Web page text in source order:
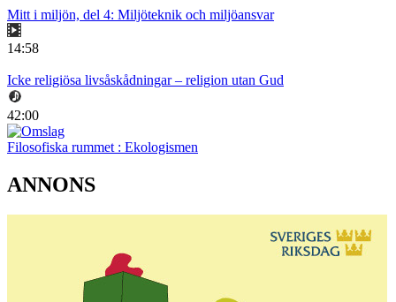
Mitt i miljön, del 4: Miljöteknik och miljöansvar
14:58
Icke religiösa livsåskådningar – religion utan Gud
42:00
Filosofiska rummet : Ekologismen
ANNONS